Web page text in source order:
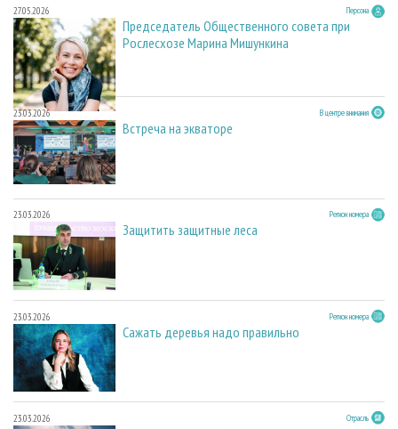
27.05.2026 Персона
Председатель Общественного совета при
Рослесхозе Марина Мишункина
23.03.2026 В центре внимания
Встреча на экваторе
23.03.2026 Регион номера
Защитить защитные леса
23.03.2026 Регион номера
Сажать деревья надо правильно
23.03.2026 Отрасль